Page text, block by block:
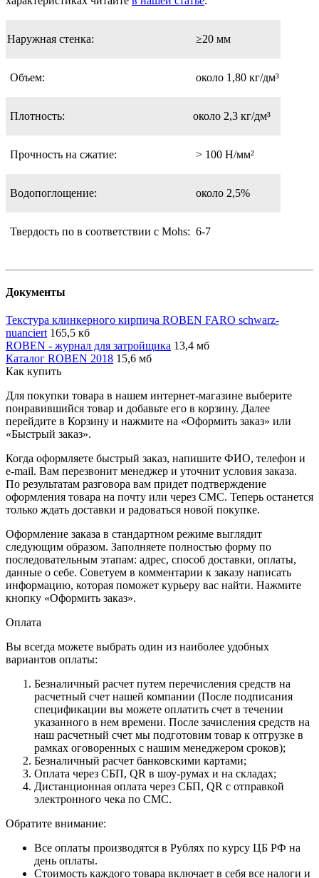
Наружная стенка: ≥20 мм
Объем: около 1,80 кг/дм³
Плотность: около 2,3 кг/дм³
Прочность на сжатие: > 100 Н/мм²
Водопоглощение: около 2,5%
Твердость по в соответствии с Mohs: 6-7
Документы
Текстура клинкерного кирпича ROBEN FARO schwarz-
nuanciert 165,5 кб
ROBEN - журнал для затройщика 13,4 мб
Каталог ROBEN 2018 15,6 мб
Как купить
Для покупки товара в нашем интернет-магазине выберите
понравившийся товар и добавьте его в корзину. Далее
перейдите в Корзину и нажмите на «Оформить заказ» или
«Быстрый заказ».
Когда оформляете быстрый заказ, напишите ФИО, телефон и
e-mail. Вам перезвонит менеджер и уточнит условия заказа.
По результатам разговора вам придет подтверждение
оформления товара на почту или через СМС. Теперь останется
только ждать доставки и радоваться новой покупке.
Оформление заказа в стандартном режиме выглядит
следующим образом. Заполняете полностью форму по
последовательным этапам: адрес, способ доставки, оплаты,
данные о себе. Советуем в комментарии к заказу написать
информацию, которая поможет курьеру вас найти. Нажмите
кнопку «Оформить заказ».
Оплата
Вы всегда можете выбрать один из наиболее удобных
вариантов оплаты:
Безналичный расчет путем перечисления средств на
расчетный счет нашей компании (После подписания
спецификации вы можете оплатить счет в течении
указанного в нем времени. После зачисления средств на
наш расчетный счет мы подготовим товар к отгрузке в
рамках оговоренных с нашим менеджером сроков);
Безналичный расчет банковскими картами;
Оплата через СБП, QR в шоу-румах и на складах;
Дистанционная оплата через СБП, QR с отправкой
электронного чека по СМС.
Обратите внимание:
Все оплаты производятся в Рублях по курсу ЦБ РФ на
день оплаты.
Стоимость каждого товара включает в себя все налоги и